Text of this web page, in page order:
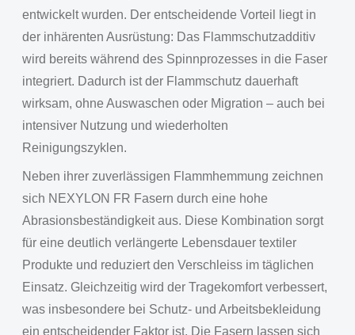
entwickelt wurden. Der entscheidende Vorteil liegt in
der inhärenten Ausrüstung: Das Flammschutzadditiv
wird bereits während des Spinnprozesses in die Faser
integriert. Dadurch ist der Flammschutz dauerhaft
wirksam, ohne Auswaschen oder Migration – auch bei
intensiver Nutzung und wiederholten
Reinigungszyklen.
Neben ihrer zuverlässigen Flammhemmung zeichnen
sich NEXYLON FR Fasern durch eine hohe
Abrasionsbeständigkeit aus. Diese Kombination sorgt
für eine deutlich verlängerte Lebensdauer textiler
Produkte und reduziert den Verschleiss im täglichen
Einsatz. Gleichzeitig wird der Tragekomfort verbessert,
was insbesondere bei Schutz- und Arbeitsbekleidung
ein entscheidender Faktor ist. Die Fasern lassen sich